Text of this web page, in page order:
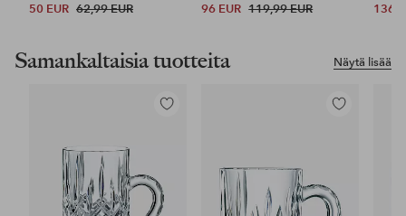
50 EUR 62,99 EUR
96 EUR 119,99 EUR 136
Näytä lisää
Samankaltaisia tuotteita
Lisää
Lisää